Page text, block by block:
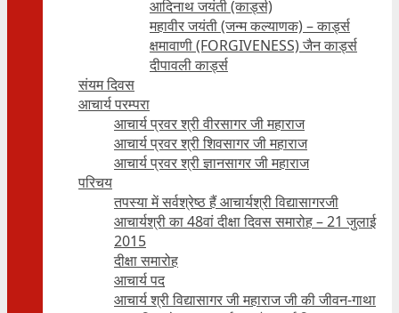
आदिनाथ जयंती (कार्ड्स)
महावीर जयंती (जन्म कल्याणक) – कार्ड्स
क्षमावाणी (FORGIVENESS) जैन कार्ड्स
दीपावली कार्ड्स
संयम दिवस
आचार्य परम्परा
आचार्य प्रवर श्री वीरसागर जी महाराज
आचार्य प्रवर श्री शिवसागर जी महाराज
आचार्य प्रवर श्री ज्ञानसागर जी महाराज
परिचय
तपस्या में सर्वश्रेष्ठ हैं आचार्यश्री विद्यासागरजी
आचार्यश्री का 48वां दीक्षा दिवस समारोह – 21 जुलाई
2015
दीक्षा समारोह
आचार्य पद
आचार्य श्री विद्यासागर जी महाराज जी की जीवन-गाथा